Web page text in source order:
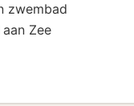
zwembad
Zee